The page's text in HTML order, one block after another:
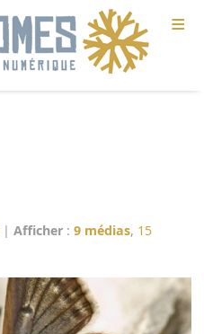
≡
|Afficher :9 médias, 15